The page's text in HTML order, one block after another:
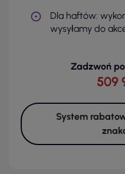
Dla haftów:
wysyłamy do
Zadzwoń
509
System